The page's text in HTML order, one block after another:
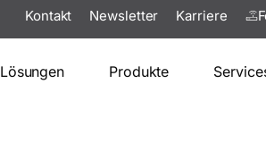
Kontakt Newsletter Karriere
Lösungen Produkte